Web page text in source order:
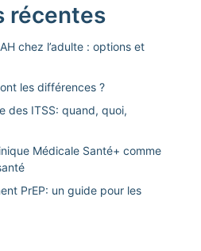
récentes
chez l’adulte : options et
les différences ?
des ITSS: quand, quoi,
Médicale Santé+ comme
PrEP: un guide pour les